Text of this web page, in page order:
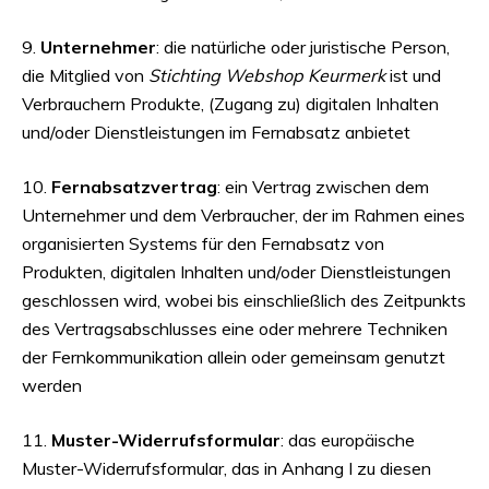
9. Unternehmer: die natürliche oder juristische Person,
die Mitglied von Stichting Webshop Keurmerkist und
Verbrauchern Produkte, (Zugang zu) digitalen Inhalten
und/oder Dienstleistungen im Fernabsatz anbietet
10. Fernabsatzvertrag: ein Vertrag zwischen dem
Unternehmer und dem Verbraucher, der im Rahmen eines
organisierten Systems für den Fernabsatz von
Produkten, digitalen Inhalten und/oder Dienstleistungen
geschlossen wird, wobei bis einschließlich des Zeitpunkts
des Vertragsabschlusses eine oder mehrere Techniken
der Fernkommunikation allein oder gemeinsam genutzt
werden
11. Muster-Widerrufsformular: das europäische
Muster-Widerrufsformular, das in Anhang I zu diesen